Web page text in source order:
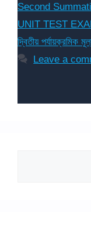
Second
UNIT TEST
দ্বিতীয় পর্যায়ক্রমিক
Leave a